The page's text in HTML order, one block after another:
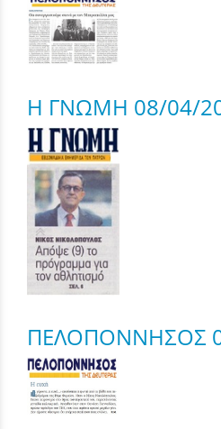
Η ΓΝΩΜΗ 08/04/
ΠΕΛΟΠΟΝΝΗΣΟΣ